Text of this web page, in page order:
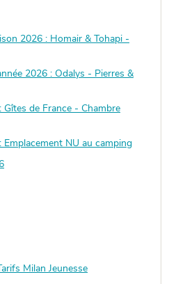
2026 : Homair & Tohapi -
2026 : Odalys - Pierres &
de France - Chambre
NU au camping
Milan Jeunesse